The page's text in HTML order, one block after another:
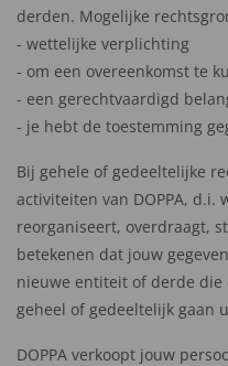
derden. Mogelijke
- wettelijke verplichting
- om een overeenkomst te
- een gerechtvaardigd
- je hebt de toestemming
Bij gehele of gedeeltelijke
activiteiten van DOPPA, d.i.
reorganiseert, overdraagt,
betekenen dat jouw
nieuwe entiteit of derde die
geheel of gedeeltelijk gaan
DOPPA verkoopt jouw